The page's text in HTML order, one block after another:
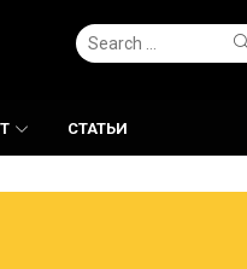
Search
for:
СТАТЬИ